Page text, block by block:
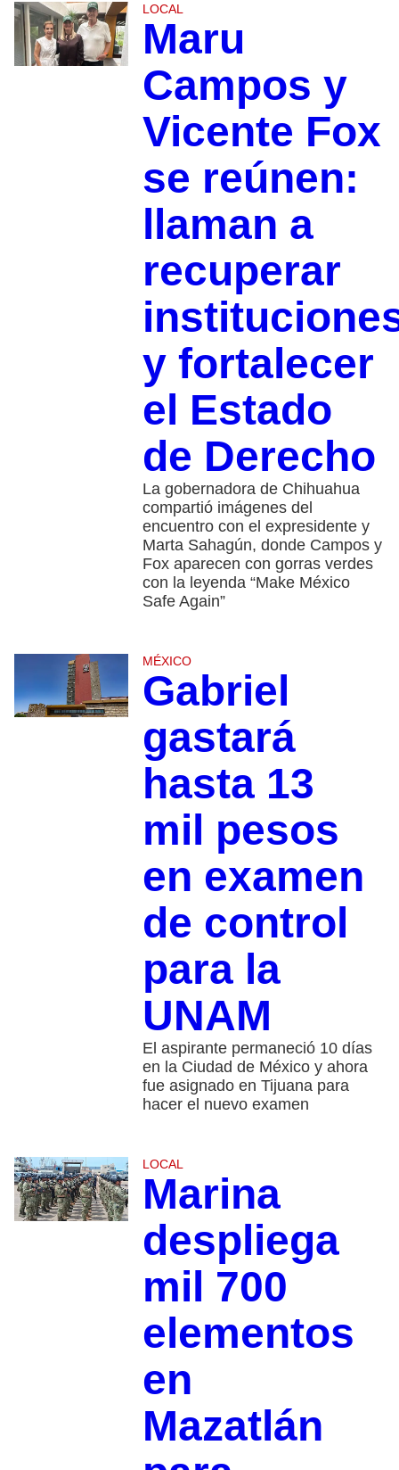
LOCAL
Maru
Campos y
Vicente Fox
se reúnen:
llaman a
recuperar
y fortalecer
el Estado
de Derecho
La gobernadora de Chihuahua
compartió imágenes del
encuentro con el expresidente y
Marta Sahagún, donde Campos y
Fox aparecen con gorras verdes
con la leyenda “Make México
Safe Again”
MÉXICO
Gabriel
gastará
hasta 13
mil pesos
en examen
de control
para la
UNAM
El aspirante permaneció 10 días
en la Ciudad de México y ahora
fue asignado en Tijuana para
hacer el nuevo examen
LOCAL
Marina
despliega
mil 700
elementos
en
Mazatlán